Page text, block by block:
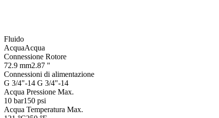
Fluido
AcquaAcqua
Connessione Rotore
72.9 mm2.87 "
Connessioni di alimentazione
G 3/4"-14 G 3/4"-14
Acqua Pressione Max.
10 bar150 psi
Acqua Temperatura Max.